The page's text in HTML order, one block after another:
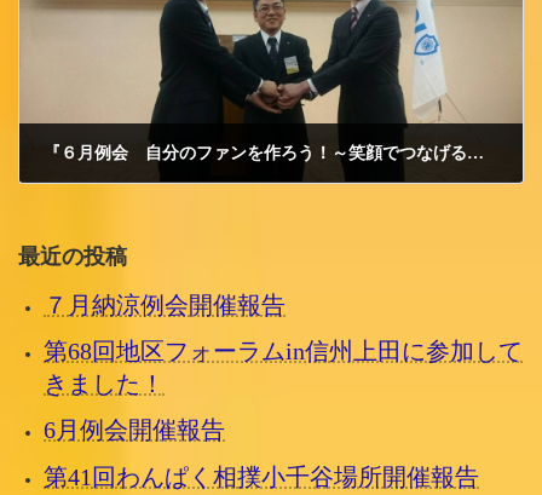
『６月例会 自分のファンを作ろう！～笑顔でつなげるコミュニケーション～ 話し方で相手のハートをグッとつかむ秘訣とは？』を開催いたしました。
最近の投稿
７月納涼例会開催報告
第68回地区フォーラムin信州上田に参加して
きました！
6月例会開催報告
第41回わんぱく相撲小千谷場所開催報告